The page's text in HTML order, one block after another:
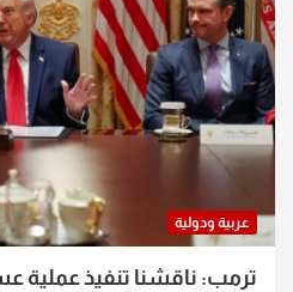
عربية ودولية
ترمب: ناقشنا تنفيذ عملية